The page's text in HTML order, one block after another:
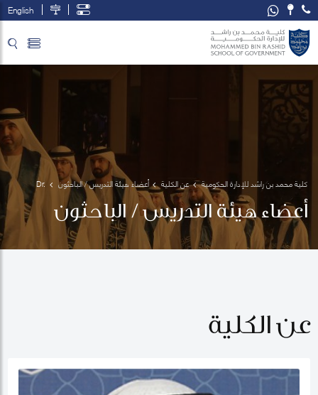
English
كلية محمد بن راشد للإدارة الحكومية عن الكلية أعضاء هيئة التدريس / الباحثون
Dr.
Alawadhi
أعضاء هيئة التدريس / الباحثون
عن الكلية